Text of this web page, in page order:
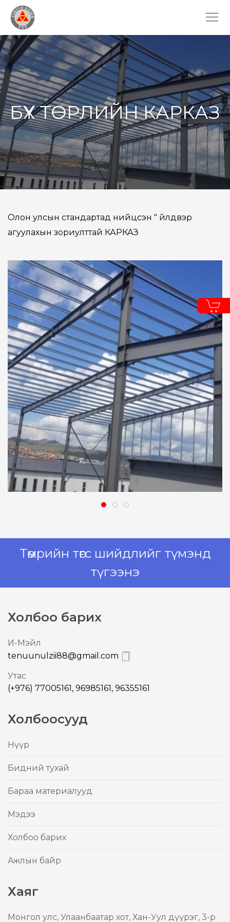
БҮХ ТӨРЛИЙН КАРКАЗ
Олон улсын стандартад нийцсэн " Үйлдвэр
агуулахын зориулттай КАРКАЗ
Төмрийн төгс шийдлийг түмэнд
түгээнэ
Холбоо барих
И-Mэйл
tenuunulzii88@gmail.com
Утас
(+976) 77005161, 96985161, 96355161
Холбоосууд
Нүүр
Бидний тухай
Бараа материалууд
Mэдээ
Холбоо барих
Ажлын байр
Хаяг
Mонгол улс, Улаанбаатар хот, Хан-Уул дүүрэг, 3-р